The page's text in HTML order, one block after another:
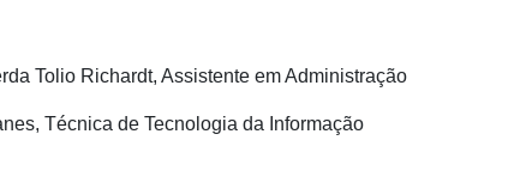
Tolio Richardt, Assistente em Administração
Técnica de Tecnologia da Informação